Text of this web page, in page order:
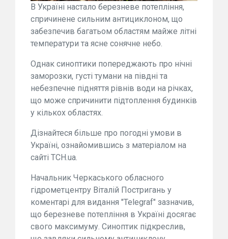
В Україні настало березневе потепління,
спричинене сильним антициклоном, що
забезпечив багатьом областям майже літні
температури та ясне сонячне небо.
Однак синоптики попереджають про нічні
заморозки, густі тумани на півдні та
небезпечне підняття рівнів води на річках,
що може спричинити підтоплення будинків
у кількох областях.
Дізнайтеся більше про погодні умови в
Україні, ознайомившись з матеріалом на
сайті ТСН.ua.
Начальник Черкаського обласного
гідрометцентру Віталій Постригань у
коментарі для видання "Telegraf" зазначив,
що березневе потепління в Україні досягає
свого максимуму. Синоптик підкреслив,